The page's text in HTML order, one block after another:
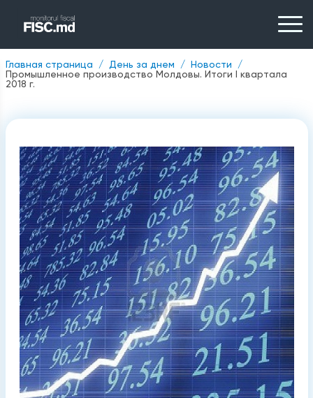
Главная страница День за днем
Новости
Промышленное производство Молдовы. Итоги I квартала
2018 г.